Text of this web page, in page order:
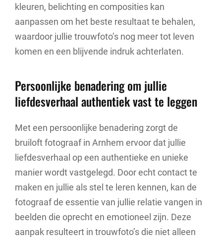
kleuren, belichting en composities kan
aanpassen om het beste resultaat te behalen,
waardoor jullie trouwfoto’s nog meer tot leven
komen en een blijvende indruk achterlaten.
Persoonlijke benadering om jullie
liefdesverhaal authentiek vast te leggen
Met een persoonlijke benadering zorgt de
bruiloft fotograaf in Arnhem ervoor dat jullie
liefdesverhaal op een authentieke en unieke
manier wordt vastgelegd. Door echt contact te
maken en jullie als stel te leren kennen, kan de
fotograaf de essentie van jullie relatie vangen in
beelden die oprecht en emotioneel zijn. Deze
aanpak resulteert in trouwfoto’s die niet alleen